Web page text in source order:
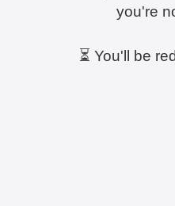
you're
⏳ You'll be